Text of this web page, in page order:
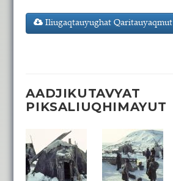
Iliugaqtauyughat Qaritauyaqmut
AADJIKUTAVYAT
PIKSALIUQHIMAYUT